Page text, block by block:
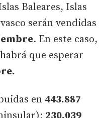
Baleares, Islas
serán vendidas
. En este caso,
que esperar
en 443.887